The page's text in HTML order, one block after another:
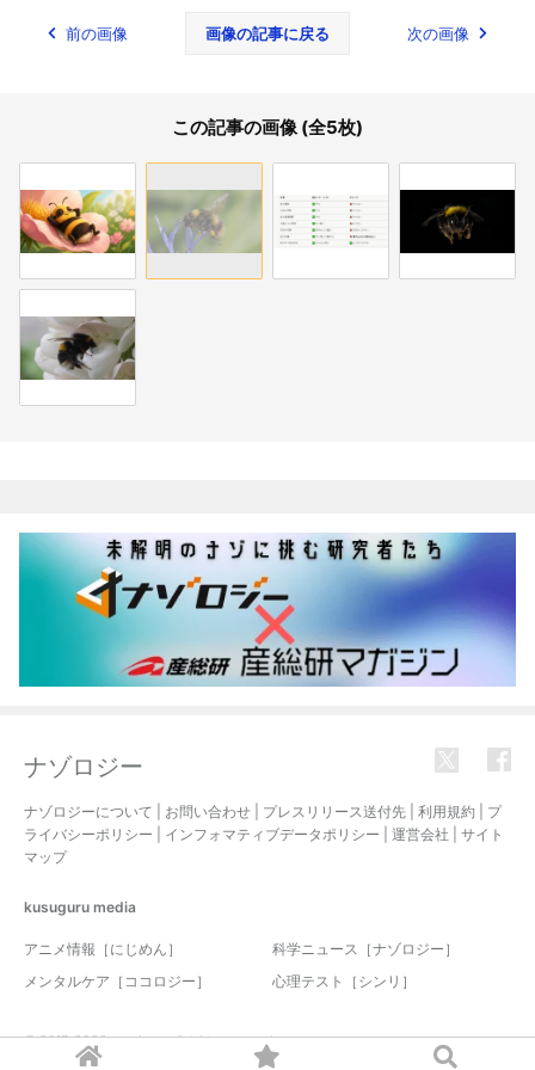
前の画像 画像の記事に戻る 次の画像
この記事の画像 (全5枚)
ナゾロジー
ナゾロジーについて お問い合わせ プレスリリース送付先 利用規約
プ
ライバシーポリシー
インフォマティブデータポリシー 運営会社
サイト
マップ
kusuguru media
アニメ情報［にじめん］
科学ニュース［ナゾロジー］
メンタルケア［ココロジー］
心理テスト［シンリ］
© 2017-2026 nazology. all rights reserved.